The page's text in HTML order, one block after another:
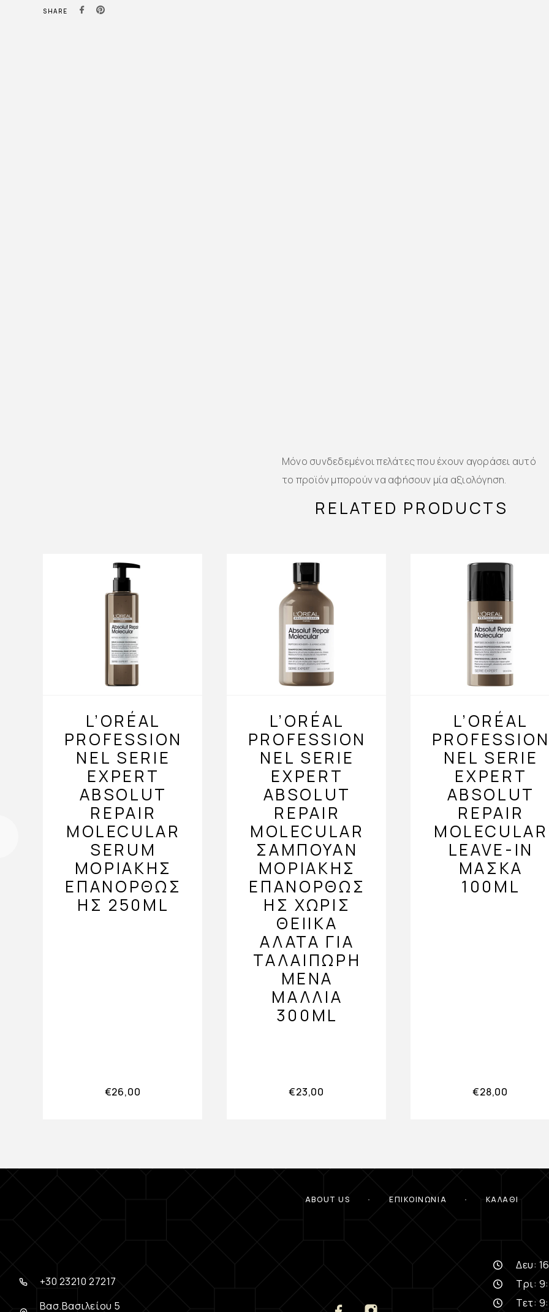
SHARE
Μόνο συνδεδεμένοι πελάτες που έχουν αγοράσει αυτό
το προϊόν μπορούν να αφήσουν μία αξιολόγηση.
RELATED PRODUCTS
L’ORÉAL
PROFESSION
NEL SERIE
EXPERT
ABSOLUT
REPAIR
MOLECULAR
SERUM
ΜΟΡΙΑΚΉΣ
ΕΠΑΝΌΡΘΩΣ
ΗΣ 250ML
€26,00
L’ORÉAL
PROFESSION
NEL SERIE
EXPERT
ABSOLUT
REPAIR
MOLECULAR
ΣΑΜΠΟΥΆΝ
ΜΟΡΙΑΚΉΣ
ΕΠΑΝΌΡΘΩΣ
ΗΣ ΧΩΡΊΣ
ΘΕΙΙΚΆ
ΆΛΑΤΑ ΓΙΑ
ΤΑΛΑΙΠΩΡΗ
ΜΈΝΑ
ΜΑΛΛΙΆ
300ML
€23,00
L’ORÉAL
PROFESSION
NEL SERIE
EXPERT
ABSOLUT
REPAIR
MOLECULAR
LEAVE-IN
ΜΆΣΚΑ
100ML
€28,00
ABOUT US ΕΠΙΚΟΙΝΩΝΊΑ ΚΑΛΆΘΙ
+30 23210 27217
Βασ.Βασιλείου 5
Δευ:
Τρι:
Τετ: